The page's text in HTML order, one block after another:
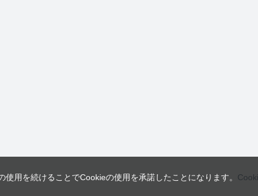
用を続けることでCookieの使用を承諾したことになります。